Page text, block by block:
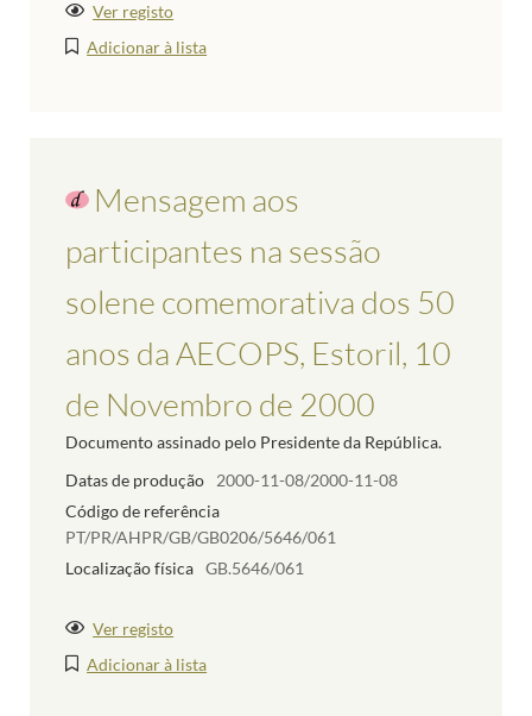
Ver registo
Adicionar à lista
Mensagem aos
participantes na sessão
solene comemorativa dos 50
anos da AECOPS, Estoril, 10
de Novembro de 2000
Documento assinado pelo Presidente da República.
Datas de produção
2000-11-08/2000-11-08
Código de referência
PT/PR/AHPR/GB/GB0206/5646/061
Localização física GB.5646/061
Ver registo
Adicionar à lista